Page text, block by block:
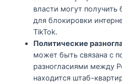
власти могут
для блокировки
TikTok.
Политические
может быть связана с
разногласиями между
находится штаб-